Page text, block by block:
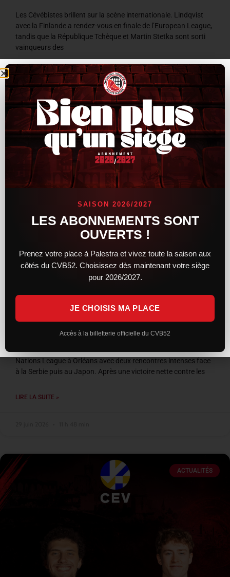
Les Cévébistes brillent sur la scène internationale. Lindqvist
avec la Finlande a rendez-vous en finale de l’European League,
tandis que la République Tchèque et Martin Stetka sont sorti
vainqueurs des
LIRE LA SUITE »
8 juillet 2026 9 h 59 min
ACTUALITÉS
VNL 2026 : les Bleus entre confirmation et
frustration à Orléans
Nations League à Orléans avec deux rencontres intenses face
à la Serbie puis au Japon. Après une victoire nette contre les
LIRE LA SUITE »
ACTUALITÉS
SAISON 2026/2027
LES ABONNEMENTS SONT
OUVERTS !
Prenez votre place à Palestra et vivez toute la saison aux
côtés du CVB52. Choisissez dès maintenant votre siège
pour 2026/2027.
JE CHOISIS MA PLACE
Accès à la billetterie officielle du CVB52